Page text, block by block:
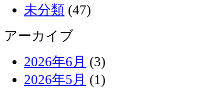
未分類 (47)
アーカイブ
2026年6月 (3)
2026年5月 (1)